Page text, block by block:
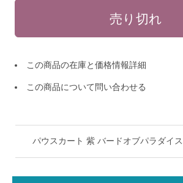
この商品の在庫と価格情報詳細
この商品について問い合わせる
パウスカート 紫 バードオブパラダイス